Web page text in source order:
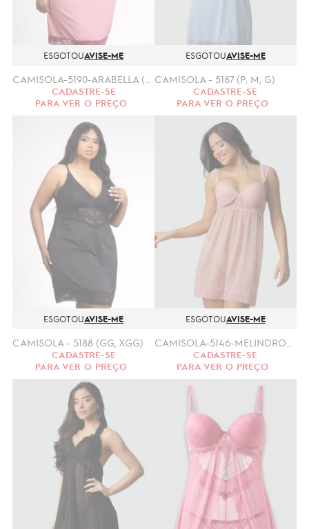
ESGOTOUAVISE-ME
CADASTRE-SE
PARA VER O PREÇO
ESGOTOUAVISE-ME
CAMISOLA - 5187 (P, M, G)
CADASTRE-SE
PARA VER O PREÇO
ESGOTOUAVISE-ME
CAMISOLA - 5188 (GG, XGG)
CADASTRE-SE
PARA VER O PREÇO
ESGOTOUAVISE-ME
CADASTRE-SE
PARA VER O PREÇO